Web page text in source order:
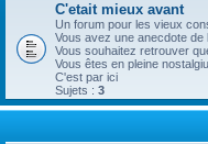
C'etait mieux avant
Un forum pour les vieux
Vous avez une anecdote de
Vous souhaitez retrouver
Vous êtes en pleine
C'est par ici
Sujets : 3